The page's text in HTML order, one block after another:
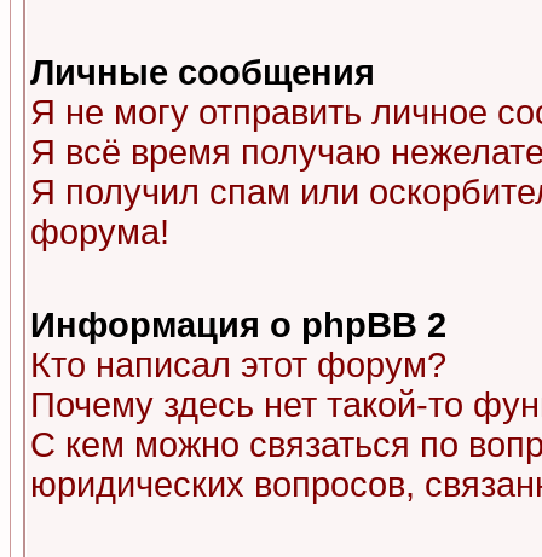
Личные сообщения
Я не могу отправить личное
Я всё время получаю
Я получил спам или
форума!
Информация о phpBB 2
Кто написал этот форум?
Почему здесь нет такой-то
С кем можно связаться по
юридических вопросов,